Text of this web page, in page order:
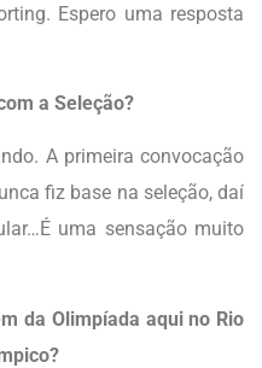
Espero uma resposta
a Seleção?
A primeira convocação
fiz base na seleção, daí
uma sensação muito
da Olimpíada aqui no Rio